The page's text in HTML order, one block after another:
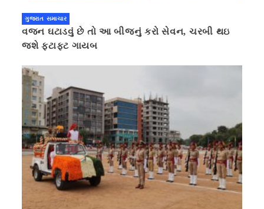
ગુજરાત સમાચાર
વજન ઘટાડવું છે તો આ બીજનું કરો સેવન, ચરબી થઇ
જશે ફટાફટ ગાયબ